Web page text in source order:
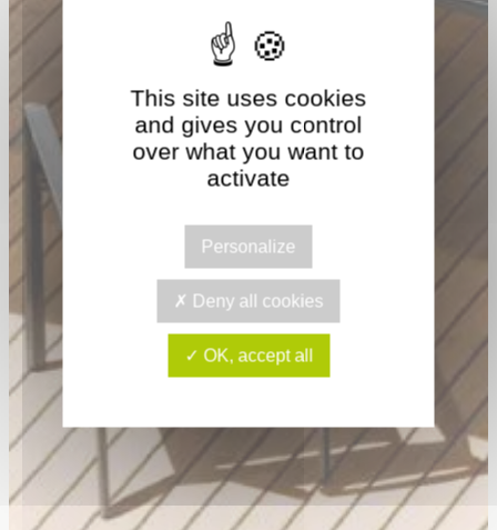
This site uses cookies
and gives you control
over what you want to
activate
Personalize
Deny all cookies
OK, accept all